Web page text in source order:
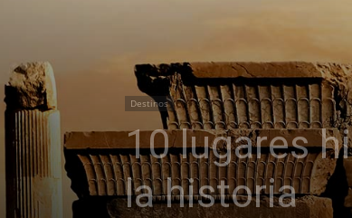
Destinos
10 lugares
la historia